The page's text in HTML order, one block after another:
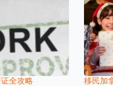
全攻略 移民加